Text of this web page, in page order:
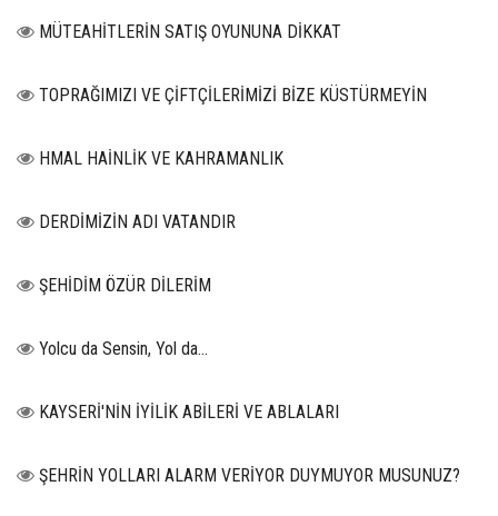
MÜTEAHİTLERİN SATIŞ OYUNUNA DİKKAT
TOPRAĞIMIZI VE ÇİFTÇİLERİMİZİ BİZE KÜSTÜRMEYİN
HMAL HAİNLİK VE KAHRAMANLIK
DERDİMİZİN ADI VATANDIR
ŞEHİDİM ÖZÜR DİLERİM
Yolcu da Sensin, Yol da...
KAYSERİ'NİN İYİLİK ABİLERİ VE ABLALARI
ŞEHRİN YOLLARI ALARM VERİYOR DUYMUYOR MUSUNUZ?